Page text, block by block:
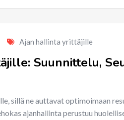
Ajan hallinta yrittäjille
Suunnittelu,
sillä ne auttavat optimoimaan
ajanhallinta perustuu